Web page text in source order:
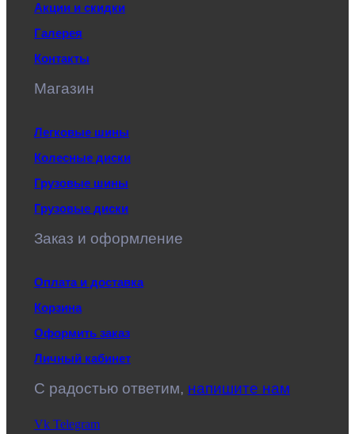
Акции и скидки
Галерея
Контакты
Магазин
Легковые шины
Колесные диски
Грузовые шины
Грузовые диски
Заказ и оформление
Оплата и доставка
Корзина
Оформить заказ
Личный кабинет
C радостью ответим, напишите нам
Vk Telegram